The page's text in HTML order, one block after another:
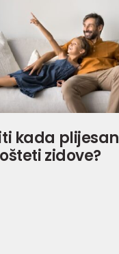
kada plijesan
zidove?